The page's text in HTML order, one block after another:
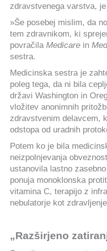
zdravstvenega varstva, je
»Še posebej mislim, da
tem zdravnikom, ki
povračila Medicare in
sestra.
Medicinska sestra je
poleg tega, da ni bila
državi Washington in
vložitev anonimnih
zdravstvenim delavcem,
odstopa od uradnih
Potem ko je bila
neizpolnjevanja
ustanovila lastno
ponuja monoklonska
vitamina C, terapijo z
nebulatorje kot
„Razširjeno